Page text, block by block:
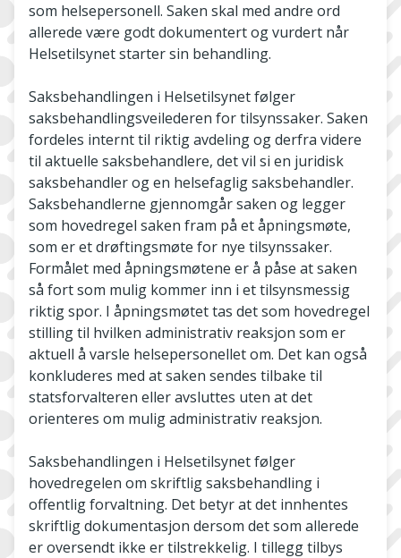
som helsepersonell. Saken skal med andre ord
allerede være godt dokumentert og vurdert når
Helsetilsynet starter sin behandling.
Saksbehandlingen i Helsetilsynet følger
saksbehandlingsveilederen for tilsynssaker. Saken
fordeles internt til riktig avdeling og derfra videre
til aktuelle saksbehandlere, det vil si en juridisk
saksbehandler og en helsefaglig saksbehandler.
Saksbehandlerne gjennomgår saken og legger
som hovedregel saken fram på et åpningsmøte,
som er et drøftingsmøte for nye tilsynssaker.
Formålet med åpningsmøtene er å påse at saken
så fort som mulig kommer inn i et tilsynsmessig
riktig spor. I åpningsmøtet tas det som hovedregel
stilling til hvilken administrativ reaksjon som er
aktuell å varsle helsepersonellet om. Det kan også
konkluderes med at saken sendes tilbake til
statsforvalteren eller avsluttes uten at det
orienteres om mulig administrativ reaksjon.
Saksbehandlingen i Helsetilsynet følger
hovedregelen om skriftlig saksbehandling i
offentlig forvaltning. Det betyr at det innhentes
skriftlig dokumentasjon dersom det som allerede
er oversendt ikke er tilstrekkelig. I tillegg tilbys